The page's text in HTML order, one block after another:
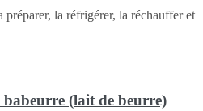
préparer, la réfrigérer, la réchauffer et
(lait de beurre)